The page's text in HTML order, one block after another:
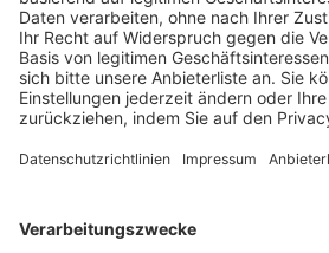
Trainerbörse
Login SpielPlus
FOLGE DEM BFV